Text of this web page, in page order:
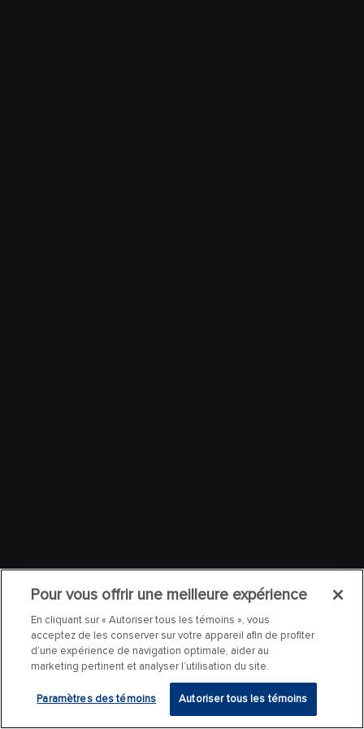
Pour vous offrir une meilleure expérience
En cliquant sur « Autoriser tous les témoins », vous
acceptez de les conserver sur votre appareil afin de profiter
d’une expérience de navigation optimale, aider au
marketing pertinent et analyser l’utilisation du site.
Paramètres des témoins Autoriser tous les témoins